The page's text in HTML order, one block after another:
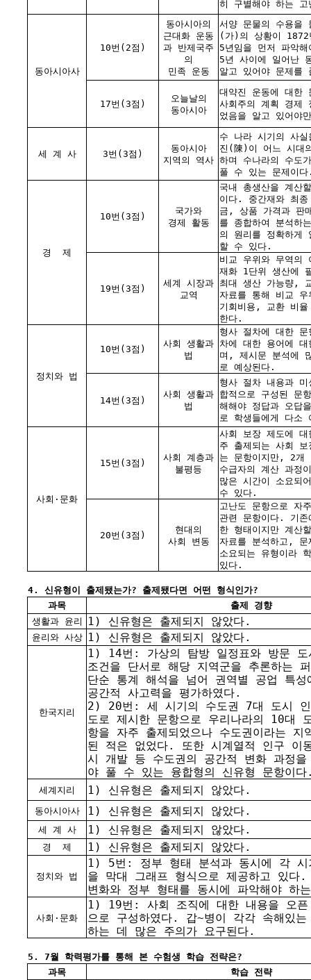
히 구별해야 하는 고
동아시아사
10번(2점)
동아시아의
근대화 운동
과 반제국주
의
민족 운동
서양 문물의 수용을
(가)의 상황이
5년임을 먼저 파악
5년 사이에 일어난
알고 있어야 문제를
17번(3점)
오늘날의
동아시아
대약진 운동에 대한
사회주의 계획 경제
었음을 알고 있어야
세 계 사 3번(3점)
동아시아
지역의 역사
수 나라 시기의 사
진(陳)이 어느 시대
하며 수나라의 수도
풀 수 있는 문제이
경 제
10번(3점)
국가와
경제 활동
국내 총생산을 계산
이다. 중간재와 최
금, 상품 가격과 판
를 종합하여 분석하
의 원리를 정확하게
할 수 있다.
19번(3점)
세계 시장과
교역
비교 우위와 무역의
재화 1단위 생산에
최대 생산 가능량,
자료를 통해 비교
기회비용, 교환 비
한다.
정치와 법
10번(3점)
사회 생활과
법
형사 절차에 대한
차에 대한 용어에
며, 제시문 분석에
로 예상된다.
14번(3점)
사회 생활과
법
형사 절차 내용과
합적으로 구성된 문
해해야 정답과 오답
로 학생들에게 다소
사회·문화
15번(3점)
사회 계층과
불평등
사회 보장 제도에
주 출제되는 사회
는 문항이지만, 2개
수급자의 계산 과정
많은 시간이 소요되
수 있다.
20번(3점)
현대의
사회 변동
고난도 문항으로 자
관련 문항이다. 기
한 형태이지만 계산
자료를 분석하고,
소요되는 유형이라
있다.
4. 신유형이 출제됐는가? 출제됐다면 어떤 형식인가?
과목
출제 경향
생활과 윤리
1) 신유형은 출제되지 않았다.
윤리와 사상 1) 신유형은 출제되지 않았다.
한국지리
1) 14번: 가상의 탐방 일정표와 방문 도
조건을 단서로 해당 지역군을 추론하는
단순 통계 해석을 넘어 권역별 공업 특성
공간적 사고력을 평가하였다.
2) 20번: 세 시기의 수도권 7대 도시
도로 제시한 문항으로 우리나라의 10대
항을 자주 출제되었으나 수도권이라는 지
된 적은 없었다. 또한 시계열적 인구 이
시 개발 등 수도권의 공간적 변화 과정을
야 풀 수 있는 융합형의 신유형 문항이
세계지리 1) 신유형은 출제되지 않았다.
동아시아사 1) 신유형은 출제되지 않았다.
세 계 사 1) 신유형은 출제되지 않았다.
경 제 1) 신유형은 출제되지 않았다.
정치와 법
1) 5번: 정부 형태 분석과 동시에 각 시
을 막대 그래프 형식으로 제공하고 있다.
변화와 정부 형태를 동시에 파악해야 하
사회·문화
1) 19번: 사회 조직에 대한 내용을 오픈
으로 구성하였다. 갑~병이 각각 속해있
하는 데 많은 주의가 요구된다.
5. 7월 학력평가를 통해 본 수험생 학습 전략은?
과목
학습 전략